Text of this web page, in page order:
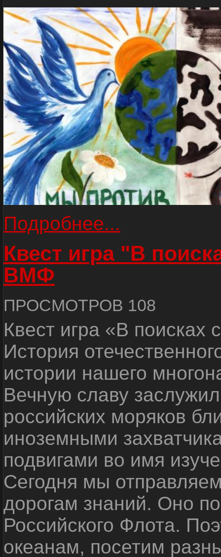
Подробнее...
Квест игра "В
ВМФ
ПРОСМОТРОВ 108
Квест игра «В
История
истории нашего
Вечную славу
российских моряков
иноземными
подвигами во имя
Сегодня мы
дорогам знаний. Оно
Российского Флота.
океанам, посетим